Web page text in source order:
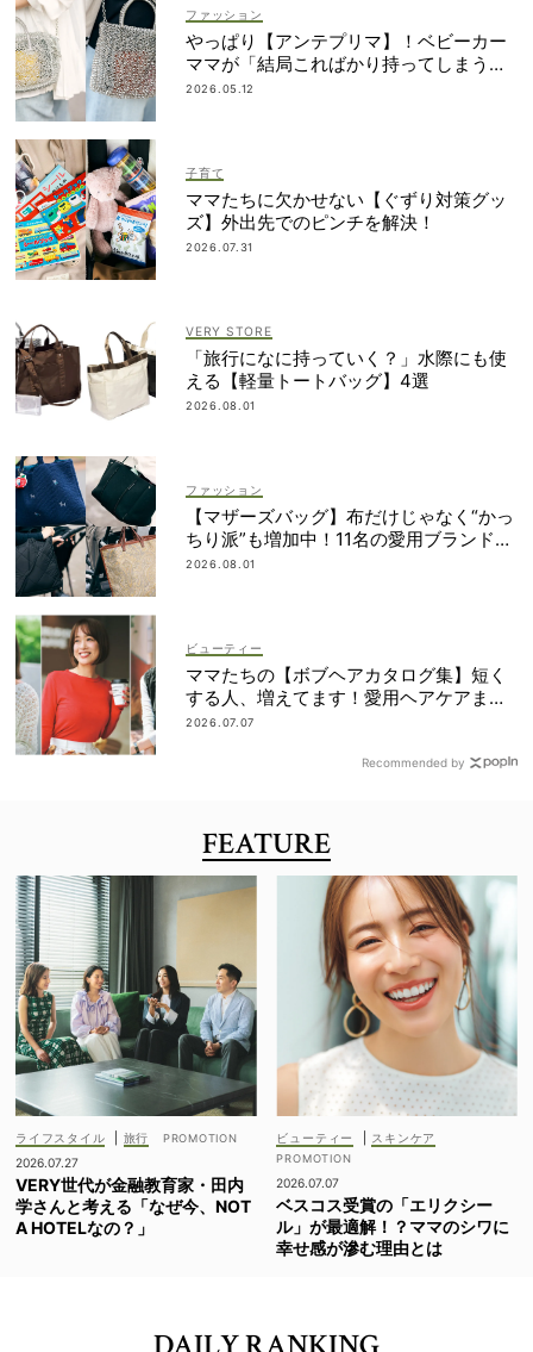
ファッション
やっぱり【アンテプリマ】！ベビーカー
ママが「結局こればかり持ってしまう」
納得の理由
2026.05.12
子育て
ママたちに欠かせない【ぐずり対策グッ
ズ】外出先でのピンチを解決！
2026.07.31
VERY STORE
「旅行になに持っていく？」水際にも使
える【軽量トートバッグ】4選
2026.08.01
ファッション
【マザーズバッグ】布だけじゃなく“かっ
ちり派”も増加中！11名の愛用ブランド
は？
2026.08.01
ビューティー
ママたちの【ボブヘアカタログ集】短く
する人、増えてます！愛用ヘアケアまで
全部見せ
2026.07.07
Recommended by
FEATURE
ライフスタイル
旅行
2026.07.27
VERY世代が金融教育家・田内
学さんと考える「なぜ今、NOT
A HOTELなの？」
ビューティー スキンケア
2026.07.07
ベスコス受賞の「エリクシー
ル」が最適解！？ママのシワに
幸せ感が滲む理由とは